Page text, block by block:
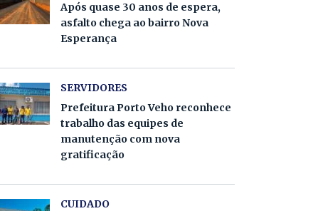
Após quase 30 anos de espera,
asfalto chega ao bairro Nova
Esperança
SERVIDORES
Prefeitura Porto Veho reconhece
trabalho das equipes de
manutenção com nova
gratificação
CUIDADO